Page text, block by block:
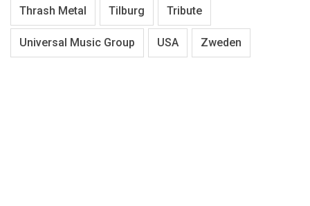
Thrash Metal Tilburg Tribute
Universal Music Group USA Zweden